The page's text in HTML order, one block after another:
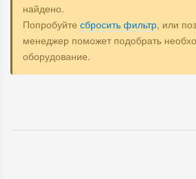
найдено.
Попробуйте сбросить фильтр, или
менеджер поможет подобрать
оборудование.